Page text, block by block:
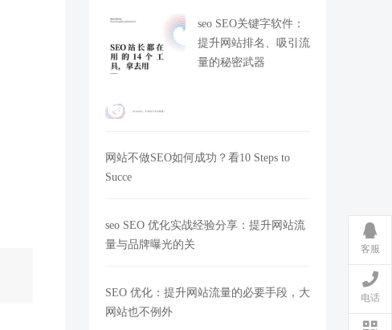
seo SEO关键字软件：
提升网站排名、吸引流
量的秘密武器
网站不做SEO如何成功？看10 Steps to
Succe
seo SEO 优化实战经验分享：提升网站流
量与品牌曝光的关
SEO 优化：提升网站流量的必要手段，大
网站也不例外
客服
电话